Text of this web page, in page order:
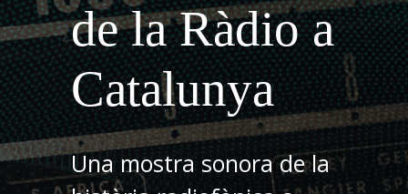
de la Ràdio a
Catalunya
Una mostra sonora de la